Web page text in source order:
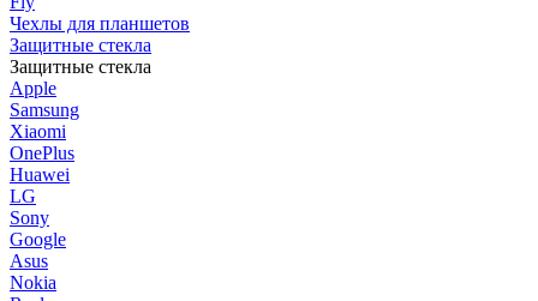
Чехлы для планшетов
Защитные стекла
Защитные стекла
Apple
Samsung
Xiaomi
OnePlus
Huawei
LG
Sony
Google
Asus
Nokia